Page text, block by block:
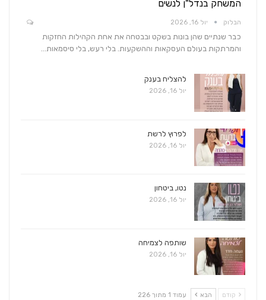
המשחק בנדל"ן לנשים
הבלוק יול 16, 2026
כבר שנתיים שהן בונות בשקט ובבטחה את אחת הקהילות החזקות
והמרתקות בעולם העסקאות וההשקעות. בלי רעש, בלי סיסמאות…
להצליח בענק
יול 16, 2026
לפרוץ לרשת
יול 16, 2026
נטו, ביטחון
יול 16, 2026
שותפה לצמיחה
יול 16, 2026
קודם הבא עמוד 1 מתוך 226